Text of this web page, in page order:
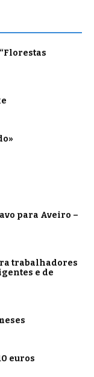
para Aveiro –
trabalhadores
e de
euros